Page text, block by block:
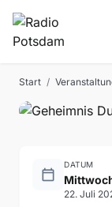
Start /
KINO
calendar_today
DATUM
22. Juli